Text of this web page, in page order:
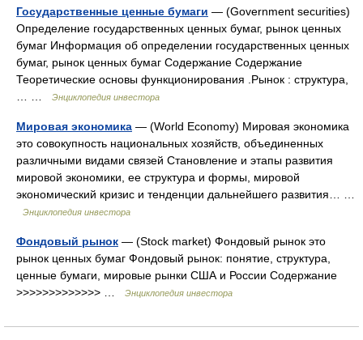
Государственные ценные бумаги — (Government securities)
Определение государственных ценных бумаг, рынок ценных
бумаг Информация об определении государственных ценных
бумаг, рынок ценных бумаг Содержание Содержание
Теоретические основы функционирования .Рынок : структура,
Энциклопедия инвестора
Мировая экономика — (World Economy) Мировая экономика
это совокупность национальных хозяйств, объединенных
различными видами связей Становление и этапы развития
мировой экономики, ее структура и формы, мировой
экономический кризис и тенденции дальнейшего развития… …
Энциклопедия инвестора
Фондовый рынок — (Stock market) Фондовый рынок это
рынок ценных бумаг Фондовый рынок: понятие, структура,
ценные бумаги, мировые рынки США и России Содержание
>>>>>>>>>>>>> …
Энциклопедия инвестора